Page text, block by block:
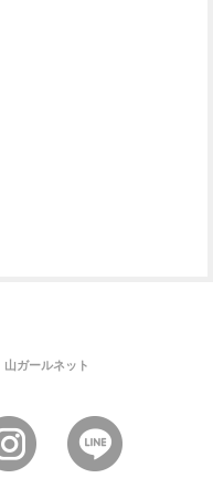
山ガールネット